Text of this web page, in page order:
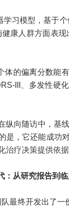
学习模型，基于
康人群方面表
体的偏离分数能
III、多发性硬
纵向随访中，基
是，它还能成功
治疗决策提供依据
：从研究报告到
最终开发出了一